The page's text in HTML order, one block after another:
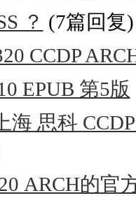
？ (7篇回复)
CCDP
EPUB 第5版
海 思科
ARCH的官